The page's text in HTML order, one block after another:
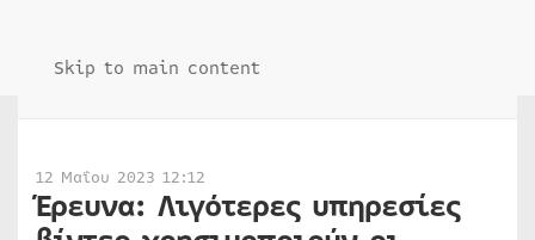
Skip to main content
12 Μαΐου 2023 12:12
Έρευνα: Λιγότερες υπηρεσίες